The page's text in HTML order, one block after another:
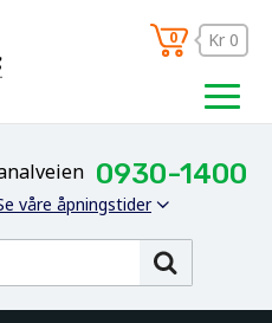
0930-1400
våre åpningstider
0 Kr 0